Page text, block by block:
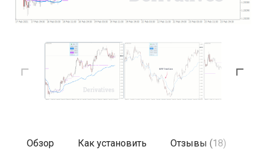
Обзор Как установить Отзывы (18)